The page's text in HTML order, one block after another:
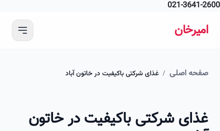
021-
اصلی / غذای شرکتی باکیفیت در خاتون آباد
شرکتی باکیفیت در خاتون